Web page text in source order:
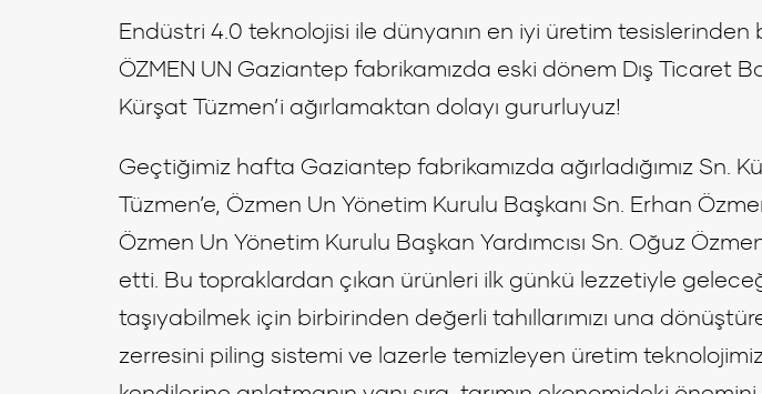
Endüstri 4.0 teknolojisi ile dünyanın en iyi üretim tesislerinden
ÖZMEN UN Gaziantep fabrikamızda eski dönem Dış Ticaret
Kürşat Tüzmen’i ağırlamaktan dolayı gururluyuz!
Geçtiğimiz hafta Gaziantep fabrikamızda ağırladığımız Sn.
Tüzmen’e, Özmen Un Yönetim Kurulu Başkanı Sn. Erhan
Özmen Un Yönetim Kurulu Başkan Yardımcısı Sn. Oğuz
etti. Bu topraklardan çıkan ürünleri ilk günkü lezzetiyle
taşıyabilmek için birbirinden değerli tahıllarımızı una
zerresini piling sistemi ve lazerle temizleyen üretim